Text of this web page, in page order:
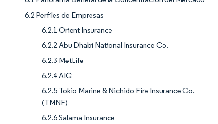
6.2 Perfiles de Empresas
6.2.1 Orient Insurance
6.2.2 Abu Dhabi National Insurance Co.
6.2.3 MetLife
6.2.4 AIG
6.2.5 Tokio Marine & Nichido Fire Insurance Co.
(TMNF)
6.2.6 Salama Insurance